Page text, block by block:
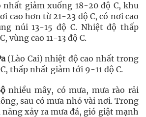
nhất giảm xuống 18-20 độ C, khu
cao hơn từ 21-23 độ C, có nơi cao
núi 13-15 độ C. Nhiệt độ thấp
vùng cao 11-13 độ C.
(Lào Cai) nhiệt độ cao nhất trong
thấp nhất giảm tới 9-11 độ C.
nhiều mây, có mưa, mưa rào rải
sau có mưa nhỏ vài nơi. Trong
xảy ra mưa đá, gió giật mạnh